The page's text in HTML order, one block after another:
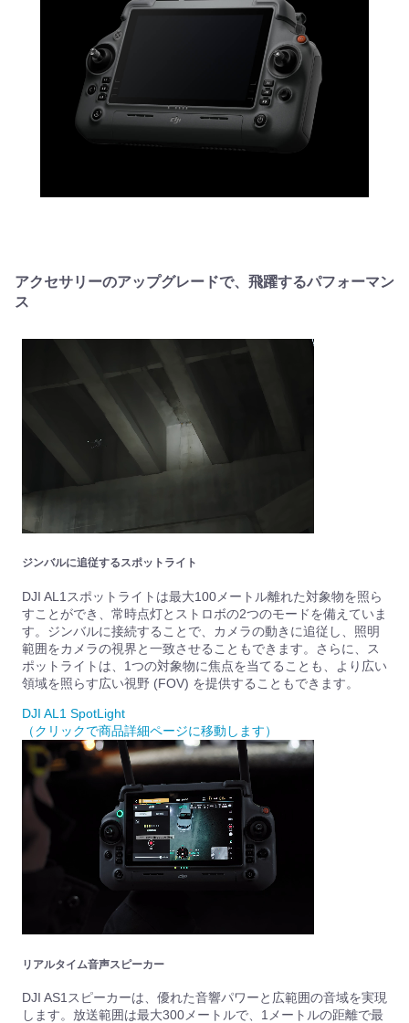
アクセサリーのアップグレードで、飛躍するパフォーマン
ス
ジンバルに追従するスポットライト
DJI AL1スポットライトは最大100メートル離れた対象物を照ら
すことができ、常時点灯とストロボの2つのモードを備えていま
す。ジンバルに接続することで、カメラの動きに追従し、照明
範囲をカメラの視界と一致させることもできます。さらに、ス
ポットライトは、1つの対象物に焦点を当てることも、より広い
領域を照らす広い視野 (FOV) を提供することもできます。
DJI AL1 SpotLight
（クリックで商品詳細ページに移動します）
リアルタイム音声スピーカー
DJI AS1スピーカーは、優れた音響パワーと広範囲の音域を実現
します。放送範囲は最大300メートルで、1メートルの距離で最